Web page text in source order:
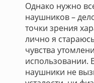
Однако нужно
наушников –
точки зрения
лично я
чувства
использовании.
наушники не